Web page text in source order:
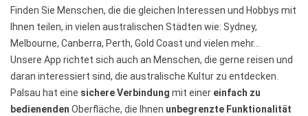
Finden Sie Menschen, die die gleichen Interessen und Hobbys mit
Ihnen teilen, in vielen australischen Städten wie: Sydney,
Melbourne, Canberra, Perth, Gold Coast und vielen mehr…
Unsere App richtet sich auch an Menschen, die gerne reisen und
daran interessiert sind, die australische Kultur zu entdecken.
Palsau hat eine sichere Verbindung mit einer einfach zu
bedienenden Oberfläche, die Ihnen unbegrenzte Funktionalität